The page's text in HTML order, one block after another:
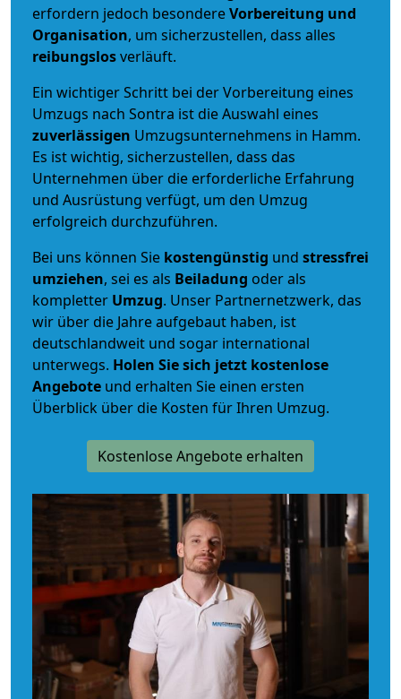
erfordern jedoch besondereVorbereitung und
Organisation, um sicherzustellen, dass alles
reibungslosverläuft.
Ein wichtiger Schritt bei der Vorbereitung eines
Umzugs nach Sontra ist die Auswahl eines
zuverlässigen Umzugsunternehmens in Hamm.
Es ist wichtig, sicherzustellen, dass das
Unternehmen über die erforderliche Erfahrung
und Ausrüstung verfügt, um den Umzug
erfolgreich durchzuführen.
Bei uns können Sie kostengünstig und stressfrei
umziehen, sei es als Beiladung oder als
kompletter Umzug. Unser Partnernetzwerk, das
wir über die Jahre aufgebaut haben, ist
deutschlandweit und sogar international
unterwegs. Holen Sie sich jetzt kostenlose
Angebote und erhalten Sie einen ersten
Überblick über die Kosten für Ihren Umzug.
Kostenlose Angebote erhalten